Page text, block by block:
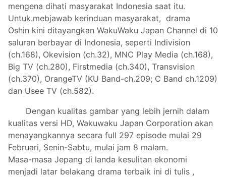
mengena dihati masyarakat Indonesia saat itu.
Untuk.mebjawab kerinduan masyarakat, drama
Oshin kini ditayangkan WakuWaku Japan Channel di 10
saluran berbayar di Indonesia, seperti Indivision
(ch.168), Okevision (ch.32), MNC Play Media (ch.168),
Big TV (ch.280), Firstmedia (ch.340), Transvision
(ch.370), OrangeTV (KU Band-ch.209; C Band ch.1209)
dan Usee TV (ch.582).
Dengan kualitas gambar yang lebih jernih dalam
kualitas versi HD, Wakuwaku Japan Corporation akan
menayangkannya secara full 297 episode mulai 29
Februari, Senin-Sabtu, mulai jam 8 malam.
Masa-masa Jepang di landa kesulitan ekonomi
menjadi latar belakang drama terbaik ini di tulis ,